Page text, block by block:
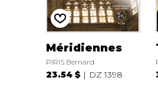
Méridiennes
PIRIS Bernard
23.54 $ DZ 1398